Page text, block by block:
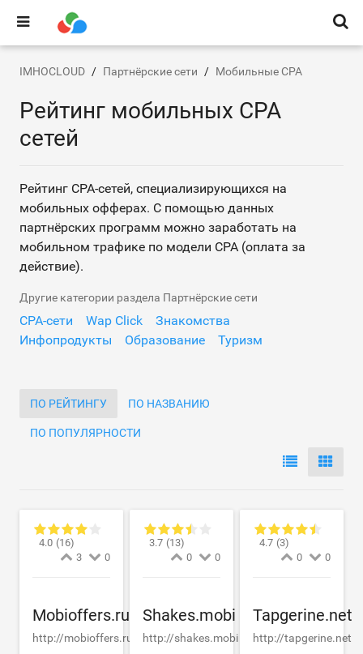
IMHOCLOUD Партнёрские сети Мобильные CPA
Рейтинг мобильных CPA
сетей
Рейтинг CPA-сетей, специализирующихся на
мобильных офферах. С помощью данных
партнёрских программ можно заработать на
мобильном трафике по модели CPA (оплата за
действие).
Другие категории раздела Партнёрские сети
CPA-сети Wap Click
Знакомства
Инфопродукты
Образование Туризм
ПО РЕЙТИНГУ ПО НАЗВАНИЮ
ПО ПОПУЛЯРНОСТИ
4.0 (16)
3
0
Mobioffers.ru
http://mobioffers.ru
3.7 (13)
0
0
Shakes.mobi
http://shakes.mobi
4.7 (3)
0
0
Tapgerine.net
http://tapgerine.net